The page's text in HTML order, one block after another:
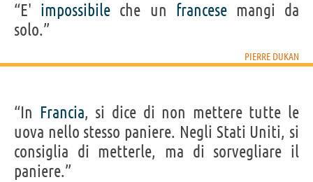
“E' impossibile che un francesemangi da
solo.”
PIERRE DUKAN
“In Francia, si dice di non mettere tutte le
uova nello stesso paniere. Negli Stati Uniti, si
consiglia di metterle, ma di sorvegliare il
paniere.”